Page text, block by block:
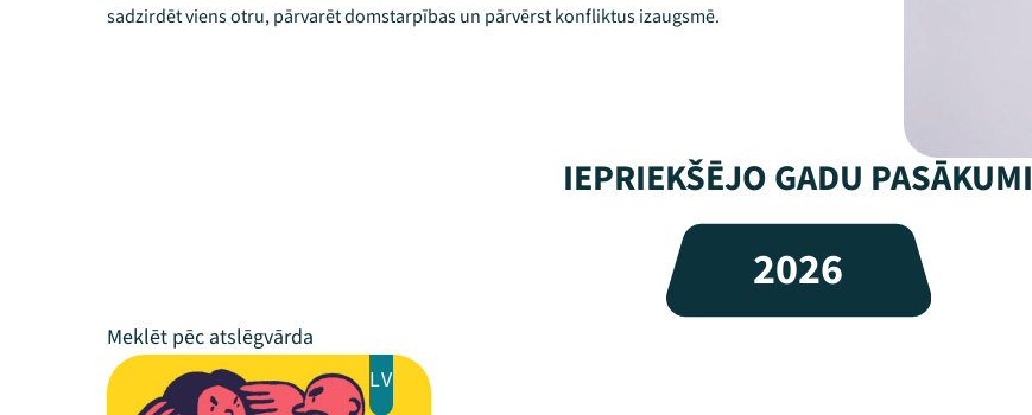
sadzirdēt viens otru, pārvarēt domstarpības un pārvērst konfliktus izaugsmē.
IEPRIEKŠĒJO GADU PASĀKUMI
2026
LV